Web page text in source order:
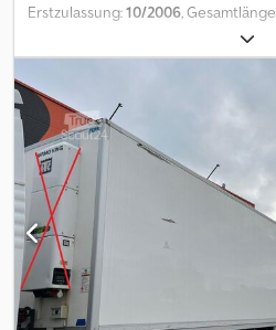
Erstzulassung:10/2006,
,
Modell: 2006 Aufbau: Kühlkoffer
Betriebsstunden) Baujahr: 10.2006
Akwjck Bremsen: Trommel
mm Gewichte: Gesamt/Leer: 42.000
Informationen = Eigengewicht:
Gesamtgewicht (zGG): 42.000 kg